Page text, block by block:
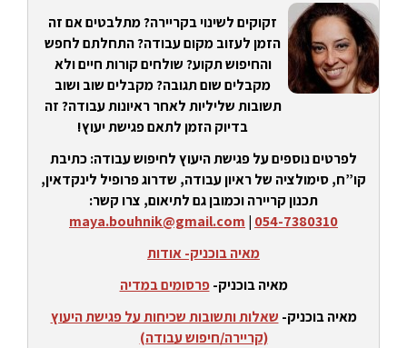
זקוקים לשינוי בקריירה? מתלבטים אם זה
הזמן לעזוב מקום עבודה? התחלתם לחפש
והחיפוש תקוע? שולחים קורות חיים ולא
מקבלים שום תגובה? מקבלים שוב ושוב
תשובות שליליות לאחר ראיונות עבודה? זה
בדיוק הזמן לתאם פגישת יעוץ!
לפרטים נוספים על פגישת היעוץ לחיפוש עבודה: כתיבת
קו”ח, סימולציה של ראיון עבודה, שדרוג פרופיל לינקדאין,
תכנון קריירה וכמובן גם לתיאום, צרו קשר:
054-7380310
|
maya.bouhnik@gmail.com
מאיה בוכניק- אודות
מאיה בוכניק-פרסומים במדיה
מאיה בוכניק- שאלות ותשובות שכיחות על פגישת היעוץ
(קריירה/חיפוש עבודה)